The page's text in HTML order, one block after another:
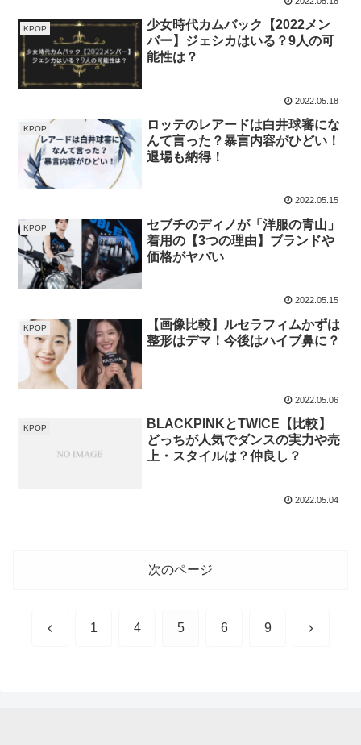
KPOP
少女時代カムバック【2022メン
バー】ジェシカはいる？9人の可
能性は？
2022.05.18
KPOP
ロッテのレアードは白井球審にな
んて言った？暴言内容がひどい！
退場も納得！
2022.05.15
KPOP
セブチのディノが「洋服の青山」
着用の【3つの理由】ブランドや
価格がヤバい
2022.05.15
KPOP
【画像比較】ルセラフィムかずは
整形はデマ！今後はハイブ鼻に？
2022.05.06
KPOP
BLACKPINKとTWICE【比較】
どっちが人気でダンスの実力や売
上・スタイルは？仲良し？
2022.05.04
次のページ
前 1 4 5 6 9 次